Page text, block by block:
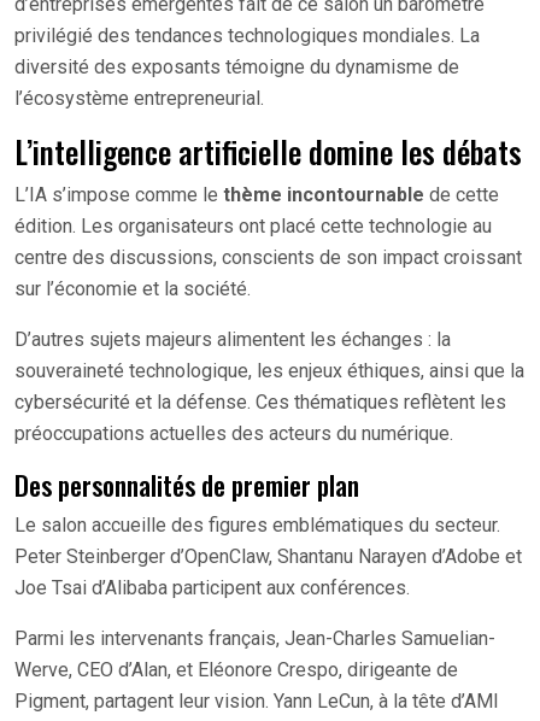
privilégié des tendances technologiques mondiales. La
diversité des exposants témoigne du dynamisme de
l’écosystème entrepreneurial.
L’intelligence artificielle domine les débats
L’IA s’impose comme le thème incontournable de cette
édition. Les organisateurs ont placé cette technologie au
centre des discussions, conscients de son impact croissant
sur l’économie et la société.
D’autres sujets majeurs alimentent les échanges : la
souveraineté technologique, les enjeux éthiques, ainsi que la
cybersécurité et la défense. Ces thématiques reflètent les
préoccupations actuelles des acteurs du numérique.
Des personnalités de premier plan
Le salon accueille des figures emblématiques du secteur.
Peter Steinberger d’OpenClaw, Shantanu Narayen d’Adobe et
Joe Tsai d’Alibaba participent aux conférences.
Parmi les intervenants français, Jean-Charles Samuelian-
Werve, CEO d’Alan, et Eléonore Crespo, dirigeante de
Pigment, partagent leur vision. Yann LeCun, à la tête d’AMI